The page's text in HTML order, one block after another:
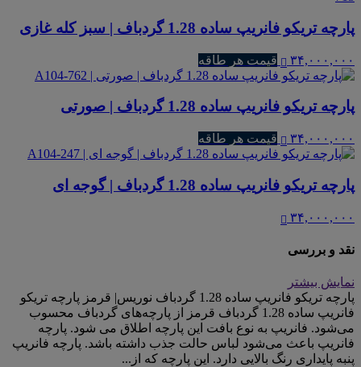
پارچه تریکو فانریپ ساده 1.28 گردباف | سبز کله غازی
۳۴,۰۰۰,۰۰۰ قیمت هر طاقه
پارچه تریکو فانریپ ساده 1.28 گردباف | صورتی
۳۴,۰۰۰,۰۰۰ قیمت هر طاقه
پارچه تریکو فانریپ ساده 1.28 گردباف | گوجه ای
۳۴,۰۰۰,۰۰۰
نقد و بررسی
نمایش بیشتر
پارچه تریکو فانریپ ساده 1.28 گردباف نوریس| قرمز پارچه تریکو
فانریپ ساده 1.28 گردباف قرمز از پارچه‌های گردباف محسوب
می‌شود. فانریپ به نوع بافت این پارچه اطلاق می شود. پارچه
فانریپ باعث می‌شود لباس حالت جذب داشته باشد. پارچه فانریپ
پنبه پایداری رنگ بالایی دارد. این پارچه که از...